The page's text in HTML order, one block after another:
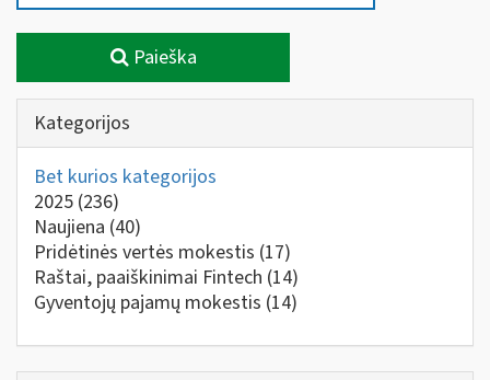
Paieška
Kategorijos
Bet kurios kategorijos
2025 (236)
Naujiena (40)
Pridėtinės vertės mokestis (17)
Raštai, paaiškinimai Fintech (14)
Gyventojų pajamų mokestis (14)